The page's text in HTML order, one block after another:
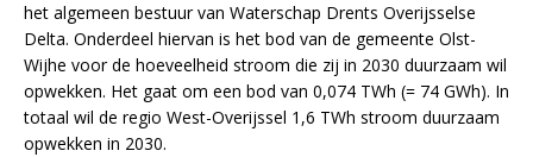
het algemeen bestuur van Waterschap Drents Overijsselse
Delta. Onderdeel hiervan is het bod van de gemeente Olst-
Wijhe voor de hoeveelheid stroom die zij in 2030 duurzaam wil
opwekken. Het gaat om een bod van 0,074 TWh (= 74 GWh). In
totaal wil de regio West-Overijssel 1,6 TWh stroom duurzaam
opwekken in 2030.